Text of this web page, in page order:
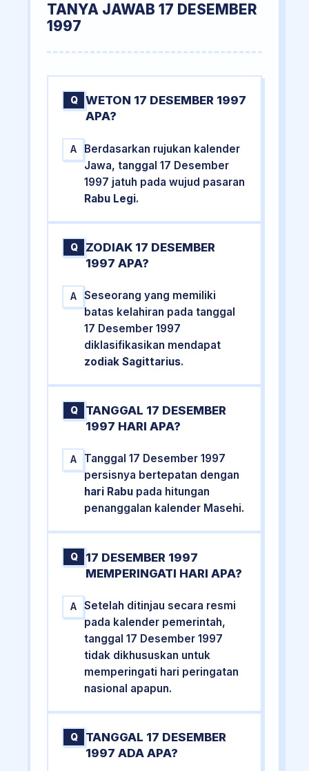
TANYA JAWAB 17 DESEMBER
1997
Q
WETON 17 DESEMBER 1997
APA?
A
Berdasarkan rujukan kalender
Jawa, tanggal 17 Desember
1997 jatuh pada wujud pasaran
Rabu Legi.
Q
ZODIAK 17 DESEMBER
1997 APA?
A
Seseorang yang memiliki
batas kelahiran pada tanggal
17 Desember 1997
diklasifikasikan mendapat
zodiak Sagittarius.
Q
TANGGAL 17 DESEMBER
1997 HARI APA?
A
Tanggal 17 Desember 1997
persisnya bertepatan dengan
hari Rabu pada hitungan
penanggalan kalender Masehi.
Q
17 DESEMBER 1997
MEMPERINGATI HARI APA?
A
Setelah ditinjau secara resmi
pada kalender pemerintah,
tanggal 17 Desember 1997
tidak dikhususkan untuk
memperingati hari peringatan
nasional apapun.
Q
TANGGAL 17 DESEMBER
1997 ADA APA?